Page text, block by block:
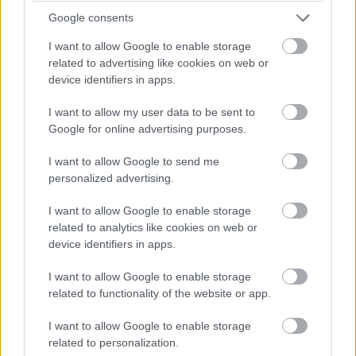
Google consents
I want to allow Google to enable storage
related to advertising like cookies on web or
device identifiers in apps.
I want to allow my user data to be sent to
Google for online advertising purposes.
I want to allow Google to send me
personalized advertising.
I want to allow Google to enable storage
related to analytics like cookies on web or
device identifiers in apps.
I want to allow Google to enable storage
related to functionality of the website or app.
I want to allow Google to enable storage
related to personalization.
a 14. hellyel azt követően, hogy Monacóban
pontszerző helyen ért célba – ám a futam után
megbüntették.
Aston Martin
kettős kiesését jegyezte. Hét versenyen
összesen öt célba érése van a két pilótának.